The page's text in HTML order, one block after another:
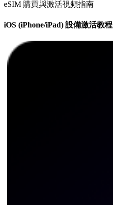
eSIM 購買與激活視頻指南
iOS (iPhone/iPad) 設備激活教程